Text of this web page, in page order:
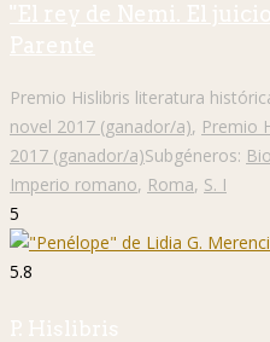
"El rey de Nemi. El
Parente
Premio Hislibris literatura
novel 2017 (ganador/a), Premio
2017 (ganador/a)Subgéneros:
Imperio romano, Roma, S. I
5
5.8
P. Hislibris